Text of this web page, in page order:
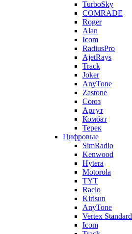
TurboSky
COMRADE
Roger
Alan
Icom
RadiusPro
AjetRays
Track
Joker
AnyTone
Zastone
Союз
Аргут
Комбат
Терек
Цифровые
SimRadio
Kenwood
Hytera
Motorola
TYT
Racio
Kirisun
AnyTone
Vertex Standard
Icom